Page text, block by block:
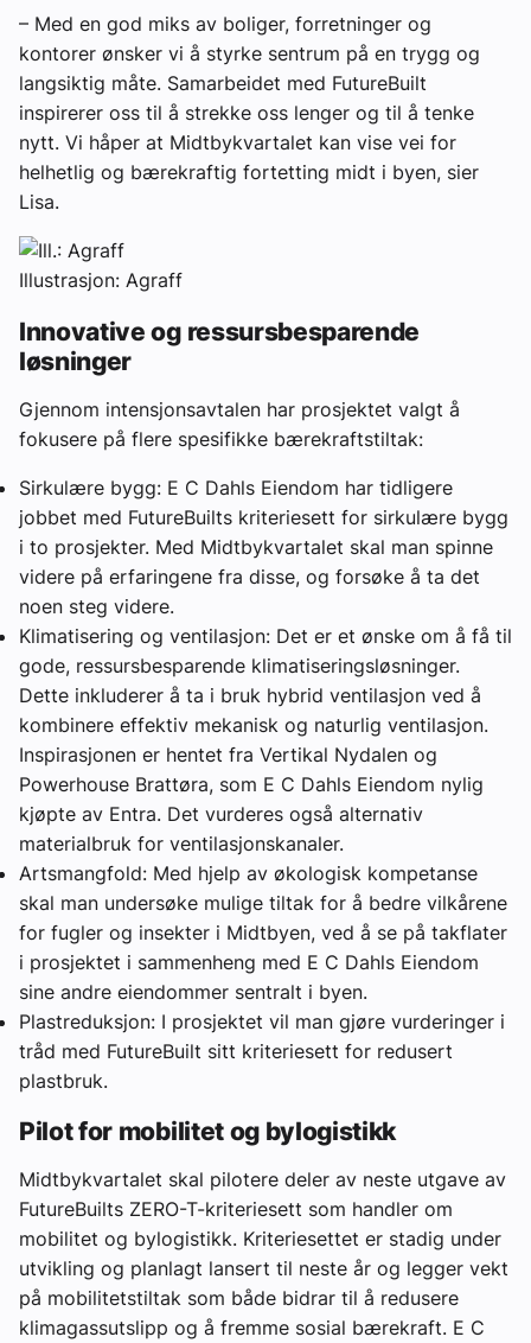
– Med en god miks av boliger, forretninger og
kontorer ønsker vi å styrke sentrum på en trygg og
langsiktig måte. Samarbeidet med FutureBuilt
inspirerer oss til å strekke oss lenger og til å tenke
nytt. Vi håper at Midtbykvartalet kan vise vei for
helhetlig og bærekraftig fortetting midt i byen, sier
Lisa.
Illustrasjon: Agraff
Innovative og ressursbesparende
løsninger
Gjennom intensjonsavtalen har prosjektet valgt å
fokusere på flere spesifikke bærekraftstiltak:
Sirkulære bygg: E C Dahls Eiendom har tidligere
jobbet med FutureBuilts kriteriesett for sirkulære bygg
i to prosjekter. Med Midtbykvartalet skal man spinne
videre på erfaringene fra disse, og forsøke å ta det
noen steg videre.
Klimatisering og ventilasjon: Det er et ønske om å få til
gode, ressursbesparende klimatiseringsløsninger.
Dette inkluderer å ta i bruk hybrid ventilasjon ved å
kombinere effektiv mekanisk og naturlig ventilasjon.
Inspirasjonen er hentet fra Vertikal Nydalen og
Powerhouse Brattøra, som E C Dahls Eiendom nylig
kjøpte av Entra. Det vurderes også alternativ
materialbruk for ventilasjonskanaler.
Artsmangfold: Med hjelp av økologisk kompetanse
skal man undersøke mulige tiltak for å bedre vilkårene
for fugler og insekter i Midtbyen, ved å se på takflater
i prosjektet i sammenheng med E C Dahls Eiendom
sine andre eiendommer sentralt i byen.
Plastreduksjon: I prosjektet vil man gjøre vurderinger i
tråd med FutureBuilt sitt kriteriesett for redusert
plastbruk.
Pilot for mobilitet og bylogistikk
Midtbykvartalet skal pilotere deler av neste utgave av
FutureBuilts ZERO-T-kriteriesett som handler om
mobilitet og bylogistikk. Kriteriesettet er stadig under
utvikling og planlagt lansert til neste år og legger vekt
på mobilitetstiltak som både bidrar til å redusere
klimagassutslipp og å fremme sosial bærekraft. E C